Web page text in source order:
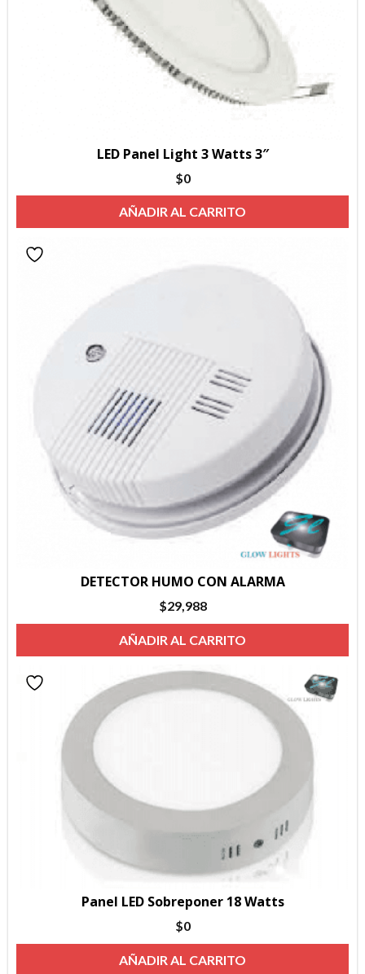
LED Panel Light 3 Watts 3″
$0
AÑADIR AL CARRITO
DETECTOR HUMO CON ALARMA
$29,988
AÑADIR AL CARRITO
Panel LED Sobreponer 18 Watts
$0
AÑADIR AL CARRITO